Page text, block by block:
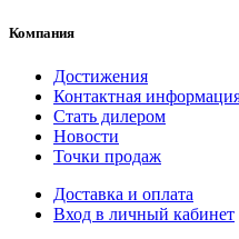
Компания
Достижения
Контактная
Стать дилером
Новости
Точки продаж
Доставка и оплата
Вход в личный кабинет